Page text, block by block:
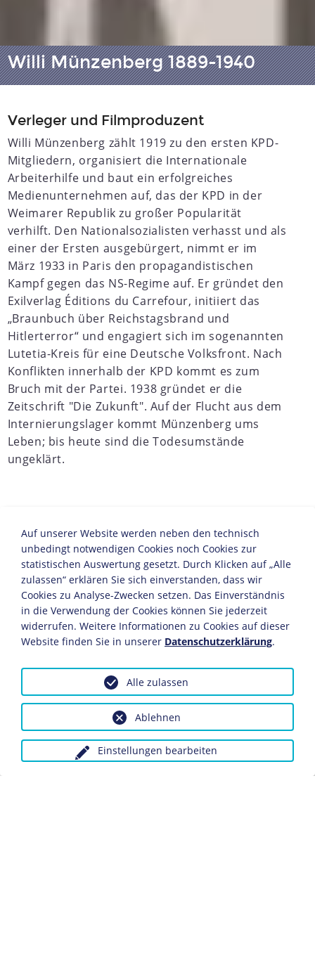
Willi Münzenberg 1889-1940
Verleger und Filmproduzent
Willi Münzenberg zählt 1919 zu den ersten KPD-
Mitgliedern, organisiert die Internationale
Arbeiterhilfe und baut ein erfolgreiches
Medienunternehmen auf, das der KPD in der
Weimarer Republik zu großer Popularität
verhilft. Den Nationalsozialisten verhasst und als
einer der Ersten ausgebürgert, nimmt er im
März 1933 in Paris den propagandistischen
Kampf gegen das NS-Regime auf. Er gründet den
Exilverlag Éditions du Carrefour, initiiert das
„Braunbuch über Reichstagsbrand und
Hitlerterror“ und engagiert sich im sogenannten
Lutetia-Kreis für eine Deutsche Volksfront. Nach
Konflikten innerhalb der KPD kommt es zum
Bruch mit der Partei. 1938 gründet er die
Zeitschrift "Die Zukunft". Auf der Flucht aus dem
Internierungslager kommt Münzenberg ums
Leben; bis heute sind die Todesumstände
ungeklärt.
14. August: Wilhelm Münzenberg wird als Sohn des
Gastwirts Friedrich Münzenberg und dessen Ehefrau
Luise (geb. Meister) in Erfurt geboren.
1903/04
Nach dem unregelmäßigen Besuch einer Dorfschule
besucht er ein Jahr die Volksschule in Gotha.
1906-1909
Tätigkeit in der Erfurter Schuhfabrik "Lingel".
Engagement im Arbeiterbildungsverein "Propaganda".
1910-1913
Auf unserer Website werden neben den technisch
unbedingt notwendigen Cookies noch Cookies zur
statistischen Auswertung gesetzt. Durch Klicken auf „Alle
zulassen“ erklären Sie sich einverstanden, dass wir
Cookies zu Analyse-Zwecken setzen. Das Einverständnis
in die Verwendung der Cookies können Sie jederzeit
widerrufen. Weitere Informationen zu Cookies auf dieser
Website finden Sie in unserer Datenschutzerklärung.
Einstellungen bearbeiten
Ablehnen
Alle zulassen